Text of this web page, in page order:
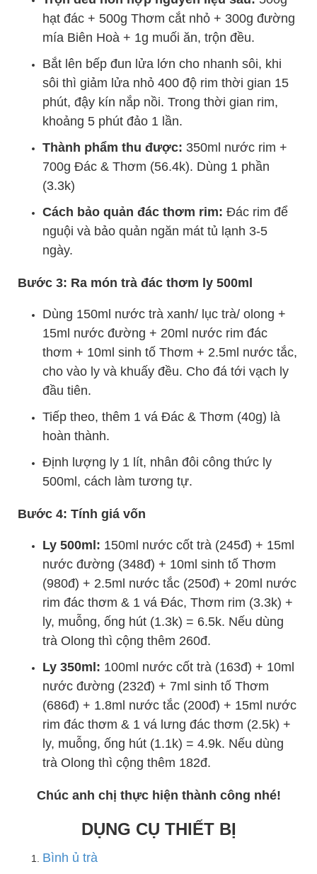
hạt đác + 500g Thơm cắt nhỏ + 300g đường
mía Biên Hoà + 1g muối ăn, trộn đều.
Bắt lên bếp đun lửa lớn cho nhanh sôi, khi
sôi thì giảm lửa nhỏ 400 độ rim thời gian 15
phút, đậy kín nắp nồi. Trong thời gian rim,
khoảng 5 phút đảo 1 lần.
Thành phẩm thu được: 350ml nước rim +
700g Đác & Thơm (56.4k). Dùng 1 phần
(3.3k)
Cách bảo quản đác thơm rim: Đác rim để
nguội và bảo quản ngăn mát tủ lạnh 3-5
ngày.
Bước 3: Ra món trà đác thơm ly 500ml
Dùng 150ml nước trà xanh/ lục trà/ olong +
15ml nước đường + 20ml nước rim đác
thơm + 10ml sinh tố Thơm + 2.5ml nước tắc,
cho vào ly và khuấy đều. Cho đá tới vạch ly
đầu tiên.
Tiếp theo, thêm 1 vá Đác & Thơm (40g) là
hoàn thành.
Định lượng ly 1 lít, nhân đôi công thức ly
500ml, cách làm tương tự.
Bước 4: Tính giá vốn
Ly 500ml: 150ml nước cốt trà (245đ) + 15ml
nước đường (348đ) + 10ml sinh tố Thơm
(980đ) + 2.5ml nước tắc (250đ) + 20ml nước
rim đác thơm & 1 vá Đác, Thơm rim (3.3k) +
ly, muỗng, ống hút (1.3k) = 6.5k. Nếu dùng
trà Olong thì cộng thêm 260đ.
Ly 350ml: 100ml nước cốt trà (163đ) + 10ml
nước đường (232đ) + 7ml sinh tố Thơm
(686đ) + 1.8ml nước tắc (200đ) + 15ml nước
rim đác thơm & 1 vá lưng đác thơm (2.5k) +
ly, muỗng, ống hút (1.1k) = 4.9k. Nếu dùng
trà Olong thì cộng thêm 182đ.
Chúc anh chị thực hiện thành công nhé!
DỤNG CỤ THIẾT BỊ
Bình ủ trà